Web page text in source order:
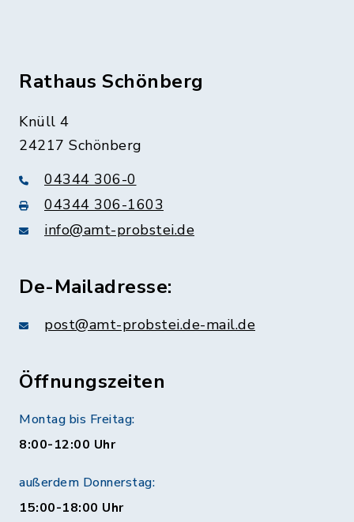
Rathaus Schönberg
Knüll 4
24217 Schönberg
04344 306-0
04344 306-1603
info@amt-probstei.de
De-Mailadresse:
post@amt-probstei.de-mail.de
Öffnungszeiten
Montag bis Freitag:
8:00-12:00 Uhr
außerdem Donnerstag:
15:00-18:00 Uhr